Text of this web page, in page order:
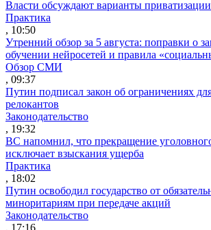
Власти обсуждают варианты
Практика
, 10:50
Утренний обзор за 5 августа: поправки о
обучении нейросетей и правила
Обзор СМИ
, 09:37
Путин подписал закон об ограничениях
релокантов
Законодательство
, 19:32
ВС напомнил, что прекращение
исключает взыскания ущерба
Практика
, 18:02
Путин освободил государство от
миноритариям при передаче акций
Законодательство